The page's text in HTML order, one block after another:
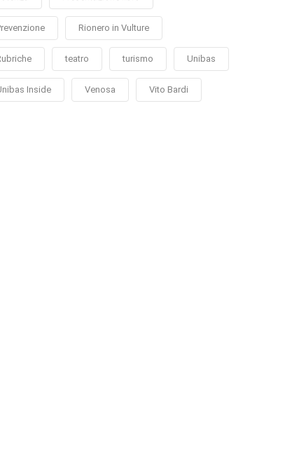
Rionero in Vulture
teatro turismo Unibas
Inside Venosa Vito Bardi